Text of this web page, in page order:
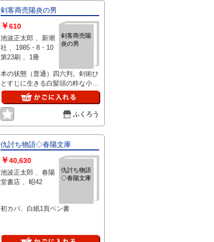
剣客商売陽炎の男
剣客商売陽
炎の男
￥610
池波正太郎 、新潮
社 、1985・8・10
第23刷 、1冊
本の状態（普通）四六判。剣術ひ
とすじに生きる白髪頭の粋な小男
秋山小兵衛と・・
ふくろう
仇討ち物語◇春陽文庫
仇討ち物語
◇春陽文庫
￥40,630
池波正太郎 、春陽
堂書店 、昭42
初カバ、白紙1頁ペン書